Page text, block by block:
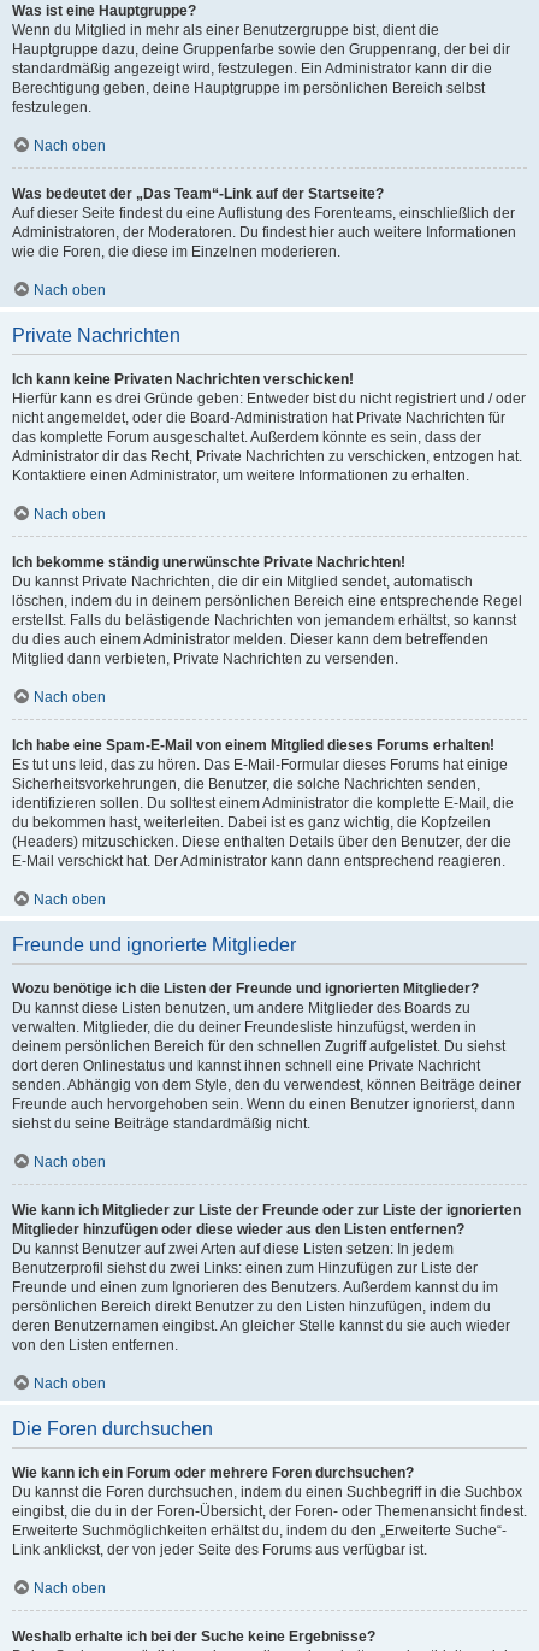
Was ist eine Hauptgruppe?
Wenn du Mitglied in mehr als einer Benutzergruppe bist, dient die
Hauptgruppe dazu, deine Gruppenfarbe sowie den Gruppenrang, der bei dir
standardmäßig angezeigt wird, festzulegen. Ein Administrator kann dir die
Berechtigung geben, deine Hauptgruppe im persönlichen Bereich selbst
festzulegen.
Nach oben
Was bedeutet der „Das Team“-Link auf der Startseite?
Auf dieser Seite findest du eine Auflistung des Forenteams, einschließlich der
Administratoren, der Moderatoren. Du findest hier auch weitere Informationen
wie die Foren, die diese im Einzelnen moderieren.
Nach oben
Private Nachrichten
Ich kann keine Privaten Nachrichten verschicken!
Hierfür kann es drei Gründe geben: Entweder bist du nicht registriert und / oder
nicht angemeldet, oder die Board-Administration hat Private Nachrichten für
das komplette Forum ausgeschaltet. Außerdem könnte es sein, dass der
Administrator dir das Recht, Private Nachrichten zu verschicken, entzogen hat.
Kontaktiere einen Administrator, um weitere Informationen zu erhalten.
Nach oben
Ich bekomme ständig unerwünschte Private Nachrichten!
Du kannst Private Nachrichten, die dir ein Mitglied sendet, automatisch
löschen, indem du in deinem persönlichen Bereich eine entsprechende Regel
erstellst. Falls du belästigende Nachrichten von jemandem erhältst, so kannst
du dies auch einem Administrator melden. Dieser kann dem betreffenden
Mitglied dann verbieten, Private Nachrichten zu versenden.
Nach oben
Ich habe eine Spam-E-Mail von einem Mitglied dieses Forums erhalten!
Es tut uns leid, das zu hören. Das E-Mail-Formular dieses Forums hat einige
Sicherheitsvorkehrungen, die Benutzer, die solche Nachrichten senden,
identifizieren sollen. Du solltest einem Administrator die komplette E-Mail, die
du bekommen hast, weiterleiten. Dabei ist es ganz wichtig, die Kopfzeilen
(Headers) mitzuschicken. Diese enthalten Details über den Benutzer, der die
E-Mail verschickt hat. Der Administrator kann dann entsprechend reagieren.
Nach oben
Freunde und ignorierte Mitglieder
Wozu benötige ich die Listen der Freunde und ignorierten Mitglieder?
Du kannst diese Listen benutzen, um andere Mitglieder des Boards zu
verwalten. Mitglieder, die du deiner Freundesliste hinzufügst, werden in
deinem persönlichen Bereich für den schnellen Zugriff aufgelistet. Du siehst
dort deren Onlinestatus und kannst ihnen schnell eine Private Nachricht
senden. Abhängig von dem Style, den du verwendest, können Beiträge deiner
Freunde auch hervorgehoben sein. Wenn du einen Benutzer ignorierst, dann
siehst du seine Beiträge standardmäßig nicht.
Nach oben
Wie kann ich Mitglieder zur Liste der Freunde oder zur Liste der ignorierten
Mitglieder hinzufügen oder diese wieder aus den Listen entfernen?
Du kannst Benutzer auf zwei Arten auf diese Listen setzen: In jedem
Benutzerprofil siehst du zwei Links: einen zum Hinzufügen zur Liste der
Freunde und einen zum Ignorieren des Benutzers. Außerdem kannst du im
persönlichen Bereich direkt Benutzer zu den Listen hinzufügen, indem du
deren Benutzernamen eingibst. An gleicher Stelle kannst du sie auch wieder
von den Listen entfernen.
Nach oben
Die Foren durchsuchen
Wie kann ich ein Forum oder mehrere Foren durchsuchen?
Du kannst die Foren durchsuchen, indem du einen Suchbegriff in die Suchbox
eingibst, die du in der Foren-Übersicht, der Foren- oder Themenansicht findest.
Erweiterte Suchmöglichkeiten erhältst du, indem du den „Erweiterte Suche“-
Link anklickst, der von jeder Seite des Forums aus verfügbar ist.
Nach oben
Weshalb erhalte ich bei der Suche keine Ergebnisse?